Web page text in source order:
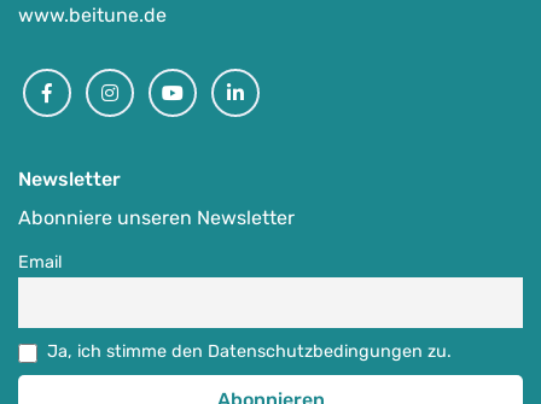
www.beitune.de
FacebookInstagramYoutubeLinkedin
Newsletter
Abonniere unseren Newsletter
Email
Ja, ich stimme den Datenschutzbedingungen zu.